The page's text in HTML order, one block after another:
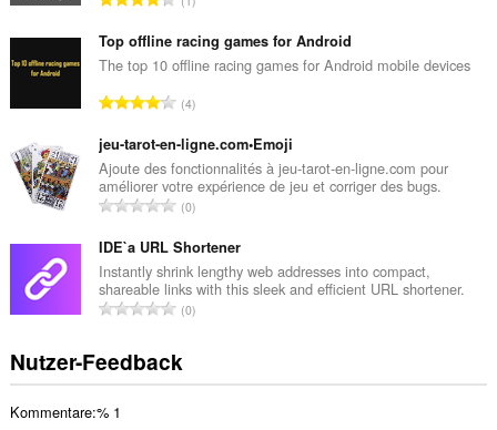
t
B
e
w
e
r
t
u
n
e
n
:
s
a
t
B
e
w
e
r
t
u
n
e
n
Top offline racing games for Android
The top 10 offline racing games for Android mobile devices
G
s
a
m
t
B
e
w
e
t
u
4
jeu-tarot-en-ligne.com•Emoji
Ajoute des fonctionnalités à jeu-tarot-en-ligne.com pour
améliorer votre expérience de jeu et corriger des bugs.
G
s
a
m
t
B
e
0
IDE`a URL Shortener
Instantly shrink lengthy web addresses into compact,
shareable links with this sleek and efficient URL shortener.
G
s
a
0
Nutzer-Feedback
Kommentare:% 1